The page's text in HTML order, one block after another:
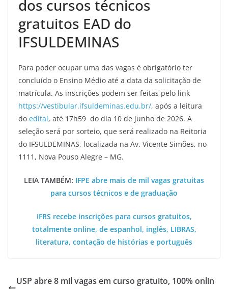
dos cursos técnicos
gratuitos EAD do
IFSULDEMINAS
Para poder ocupar uma das vagas é obrigatório ter
concluído o Ensino Médio até a data da solicitação de
matrícula. As inscrições podem ser feitas pelo link
https://vestibular.ifsuldeminas.edu.br/, após a leitura
do edital, até 17h59 do dia 10 de junho de 2026. A
seleção será por sorteio, que será realizado na Reitoria
do IFSULDEMINAS, localizada na Av. Vicente Simões, no
1111, Nova Pouso Alegre – MG.
LEIA TAMBÉM: IFPE abre mais de mil vagas gratuitas
para cursos técnicos e de graduação
IFRS recebe inscrições para cursos gratuitos,
totalmente online, de espanhol, inglês, LIBRAS,
literatura, contação de histórias e português
USP abre 8 mil vagas em curso gratuito, 100% onlin